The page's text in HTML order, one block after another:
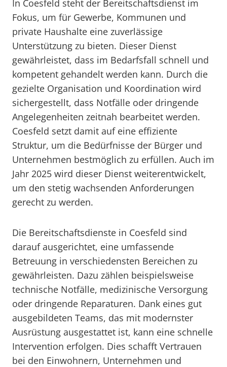
In Coesfeld steht der Bereitschaftsdienst im
Fokus, um für Gewerbe, Kommunen und
private Haushalte eine zuverlässige
Unterstützung zu bieten. Dieser Dienst
gewährleistet, dass im Bedarfsfall schnell und
kompetent gehandelt werden kann. Durch die
gezielte Organisation und Koordination wird
sichergestellt, dass Notfälle oder dringende
Angelegenheiten zeitnah bearbeitet werden.
Coesfeld setzt damit auf eine effiziente
Struktur, um die Bedürfnisse der Bürger und
Unternehmen bestmöglich zu erfüllen. Auch im
Jahr 2025 wird dieser Dienst weiterentwickelt,
um den stetig wachsenden Anforderungen
gerecht zu werden.
Die Bereitschaftsdienste in Coesfeld sind
darauf ausgerichtet, eine umfassende
Betreuung in verschiedensten Bereichen zu
gewährleisten. Dazu zählen beispielsweise
technische Notfälle, medizinische Versorgung
oder dringende Reparaturen. Dank eines gut
ausgebildeten Teams, das mit modernster
Ausrüstung ausgestattet ist, kann eine schnelle
Intervention erfolgen. Dies schafft Vertrauen
bei den Einwohnern, Unternehmen und